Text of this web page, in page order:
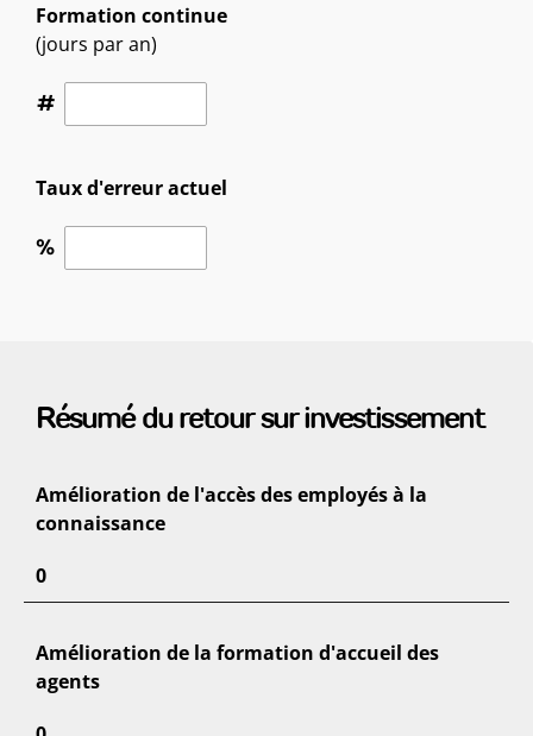
Formation continue
(jours par an)
#
Taux d'erreur actuel
%
Résumé du retour sur investissement
Amélioration de l'accès des employés à la
connaissance
0
Amélioration de la formation d'accueil des
agents